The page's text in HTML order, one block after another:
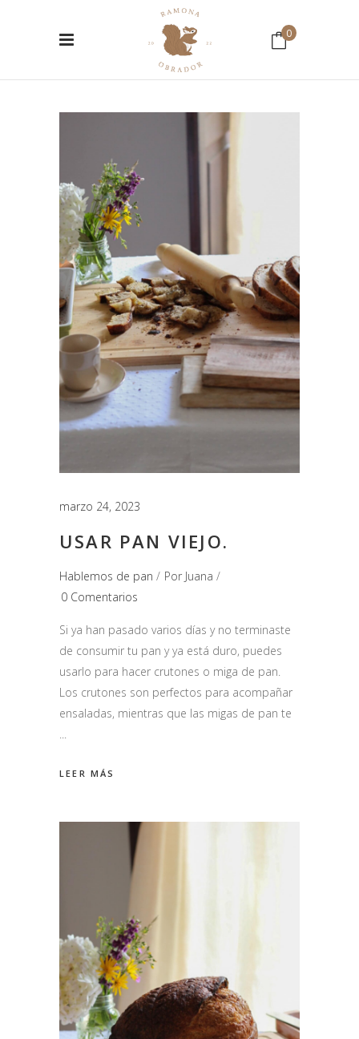
0
marzo 24, 2023
USAR PAN VIEJO.
Hablemos de pan Por Juana
0 Comentarios
Si ya han pasado varios días y no terminaste
de consumir tu pan y ya está duro, puedes
usarlo para hacer crutones o miga de pan.
Los crutones son perfectos para acompañar
ensaladas, mientras que las migas de pan te
LEER MÁS